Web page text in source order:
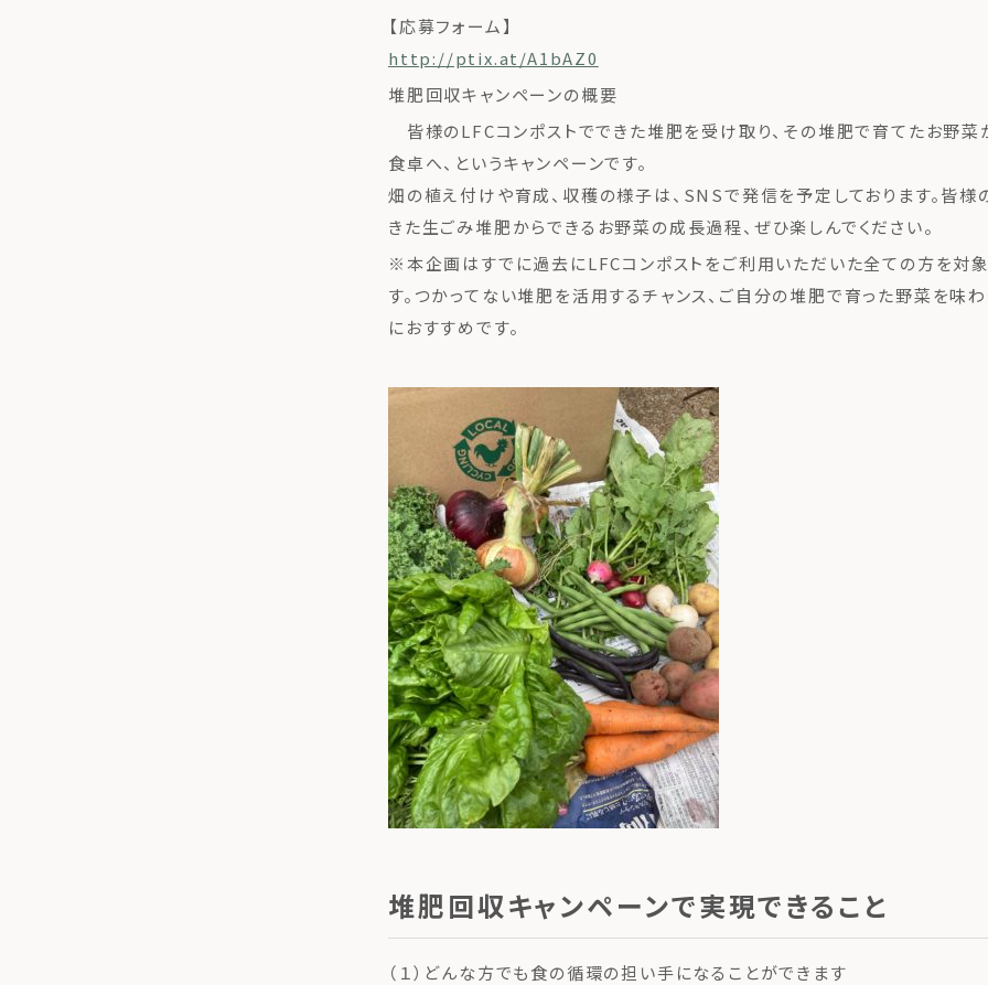
【応募フォーム】
http://ptix.at/A1bAZ0
堆肥回収キャンペーンの概要
皆様のLFCコンポストでできた堆肥を受け取り、その堆肥で育てたお野菜
食卓へ、というキャンペーンです。
畑の植え付けや育成、収穫の様子は、SNSで発信を予定しております。皆様
きた生ごみ堆肥からできるお野菜の成長過程、ぜひ楽しんでください。
※本企画はすでに過去にLFCコンポストをご利用いただいた全ての方を対象
す。つかってない堆肥を活用するチャンス、ご自分の堆肥で育った野菜を味
におすすめです。
堆肥回収キャンペーンで実現できること
（１）どんな方でも食の循環の担い手になることができます